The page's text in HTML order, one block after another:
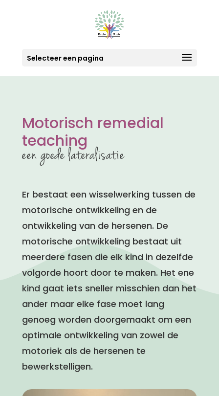
Selecteer een pagina
Motorisch remedial
teaching
een goede lateralisatie
Er bestaat een wisselwerking tussen de
motorische ontwikkeling en de
ontwikkeling van de hersenen. De
motorische ontwikkeling bestaat uit
meerdere fasen die elk kind in dezelfde
volgorde hoort door te maken. Het ene
kind gaat iets sneller misschien dan het
ander maar elke fase moet lang
genoeg worden doorgemaakt om een
optimale ontwikkeling van zowel de
motoriek als de hersenen te
bewerkstelligen.